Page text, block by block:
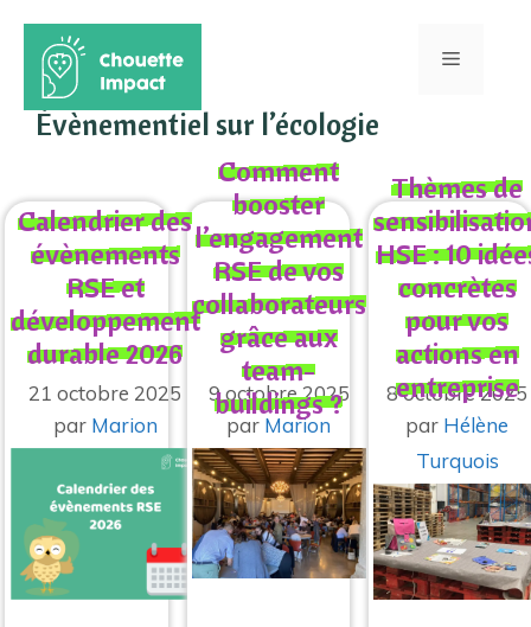
contenu
Menu
Évènementiel sur l’écologie
Calendrier des
évènements
RSE et
développement
durable 2026
21 octobre 2025
par Marion
Comment
booster
l’engagement
RSE de vos
collaborateurs
grâce aux
team-
buildings ?
9 octobre 2025
par Marion
Thèmes de
HSE : 10
concrètes
pour vos
actions en
entreprise
8 octobre 2025
par Hélène
Turquois